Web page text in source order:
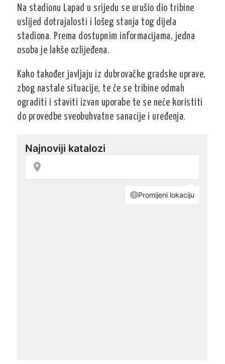
Na stadionu Lapad u srijedu se urušio dio tribine
uslijed dotrajalosti i lošeg stanja tog dijela
stadiona. Prema dostupnim informacijama, jedna
osoba je lakše ozlijeđena.
Kako također javljaju iz dubrovačke gradske uprave,
zbog nastale situacije, te će se tribine odmah
ograditi i staviti izvan uporabe te se neće koristiti
do provedbe sveobuhvatne sanacije i uređenja.